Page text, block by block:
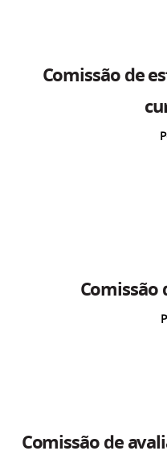
Comissão de
Comissão
Comissão de